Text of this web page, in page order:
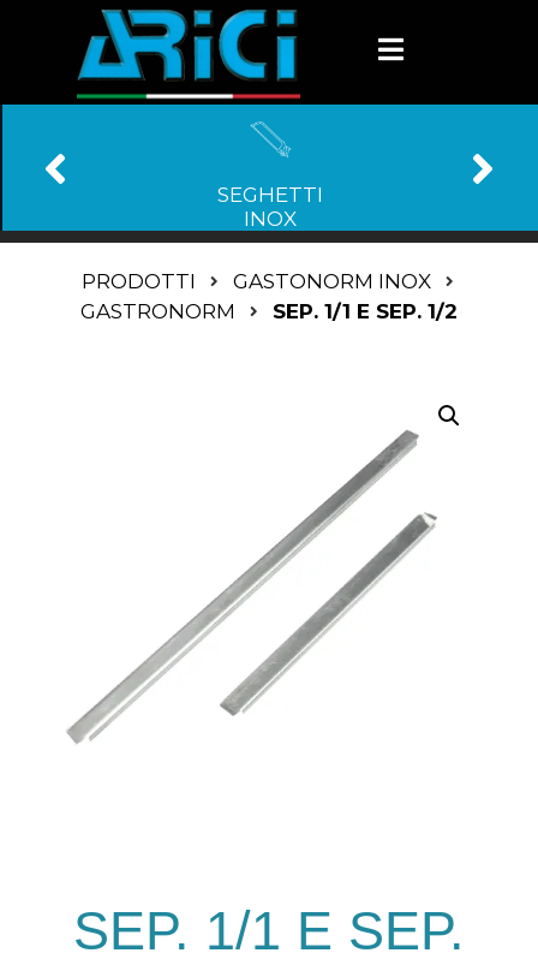
SEGHETTI
INOX
PRODOTTI
GASTONORM INOX
GASTRONORM
SEP. 1/1 E SEP. 1/2
SEP. 1/1 E SEP.